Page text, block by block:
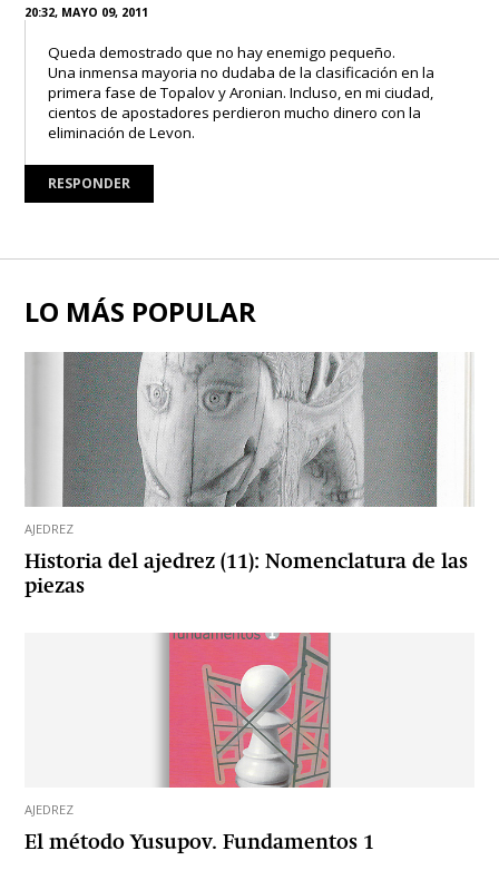
20:32, MAYO 09, 2011
Queda demostrado que no hay enemigo pequeño.
Una inmensa mayoria no dudaba de la clasificación en la
primera fase de Topalov y Aronian. Incluso, en mi ciudad,
cientos de apostadores perdieron mucho dinero con la
eliminación de Levon.
RESPONDER
LO MÁS POPULAR
AJEDREZ
Historia del ajedrez (11): Nomenclatura de las
piezas
AJEDREZ
El método Yusupov. Fundamentos 1